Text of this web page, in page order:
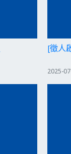
[徵人
2025-